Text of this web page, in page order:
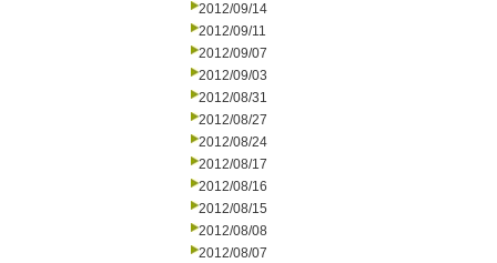
2012/09/14
2012/09/11
2012/09/07
2012/09/03
2012/08/31
2012/08/27
2012/08/24
2012/08/17
2012/08/16
2012/08/15
2012/08/08
2012/08/07